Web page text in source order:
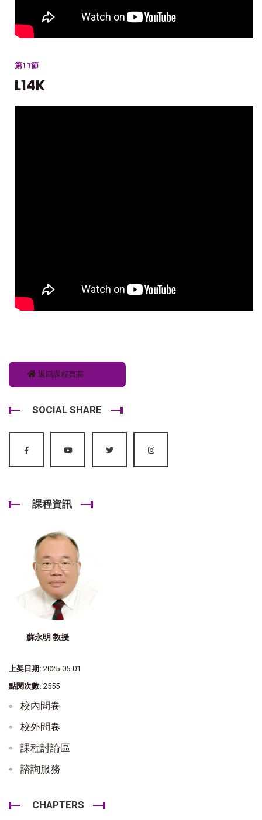
第11節
L14K
返回課程頁面
SOCIAL SHARE
課程資訊
蘇永明 教授
上架日期: 2025-05-01
點閱次數: 2555
校內問卷
校外問卷
課程討論區
諮詢服務
CHAPTERS